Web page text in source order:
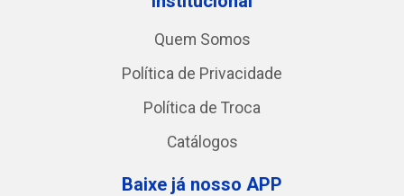
Quem Somos
Política de Privacidade
Política de Troca
Catálogos
Baixe já nosso APP